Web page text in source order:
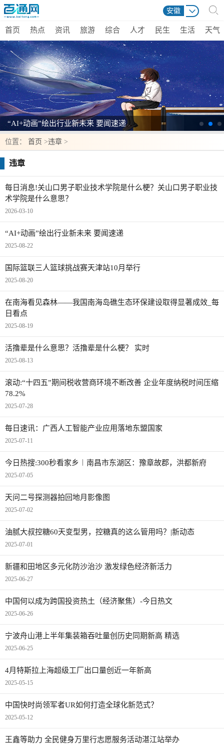
安徽
首页 热点 资讯 旅游 综合 人才 民生 生活 天气
“AI+动画”绘出行业新未来 要闻速递
位置： 首页 >违章 >
违章
每日消息!关山口男子职业技术学院是什么梗？关山口男子职业技
术学院是什么意思？
2026-03-10
“AI+动画”绘出行业新未来 要闻速递
2025-08-22
国际篮联三人篮球挑战赛天津站10月举行
2025-08-20
在南海看见森林——我国南海岛礁生态环保建设取得显著成效_每
日看点
2025-08-19
活撸辈是什么意思？活撸辈是什么梗？ 实时
2025-08-13
滚动:“十四五”期间税收营商环境不断改善 企业年度纳税时间压缩
78.2%
2025-07-28
每日速讯：广西人工智能产业应用落地东盟国家
2025-07-11
今日热搜:300秒看家乡︱南昌市东湖区：豫章故郡，洪都新府
2025-07-05
天问二号探测器拍回地月影像图
2025-07-02
油腻大叔控糖60天变型男，控糖真的这么管用吗？|新动态
2025-07-01
新疆和田地区多元化防沙治沙 激发绿色经济新活力
2025-06-27
中国何以成为跨国投资热土（经济聚焦）-今日热文
2025-06-26
宁波舟山港上半年集装箱吞吐量创历史同期新高 精选
2025-06-25
4月特斯拉上海超级工厂出口量创近一年新高
2025-05-15
中国快时尚领军者UR如何打造全球化新范式？
2025-05-12
王鑫等助力 全民健身万里行志愿服务活动湛江站举办